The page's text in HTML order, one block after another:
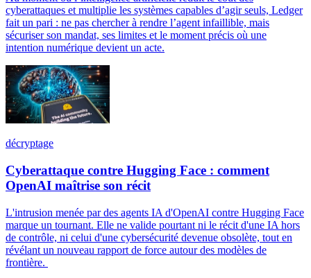
cyberattaques et multiplie les systèmes capables d’agir seuls, Ledger
fait un pari : ne pas chercher à rendre l’agent infaillible, mais
sécuriser son mandat, ses limites et le moment précis où une
intention numérique devient un acte.
décryptage
Cyberattaque contre Hugging Face : comment
OpenAI maîtrise son récit
L'intrusion menée par des agents IA d'OpenAI contre Hugging Face
marque un tournant. Elle ne valide pourtant ni le récit d'une IA hors
de contrôle, ni celui d'une cybersécurité devenue obsolète, tout en
révélant un nouveau rapport de force autour des modèles de
frontière.